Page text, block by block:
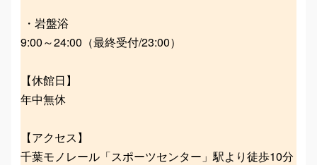
・岩盤浴
9:00～24:00（最終受付/23:00）
【休館日】
年中無休
【アクセス】
千葉モノレール「スポーツセンター」駅より徒歩10分